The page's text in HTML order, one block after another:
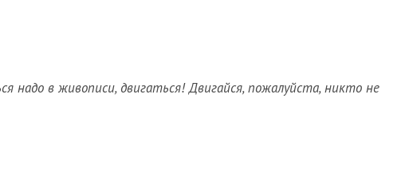
надо в живописи, двигаться! Двигайся, пожалуйста, никто не